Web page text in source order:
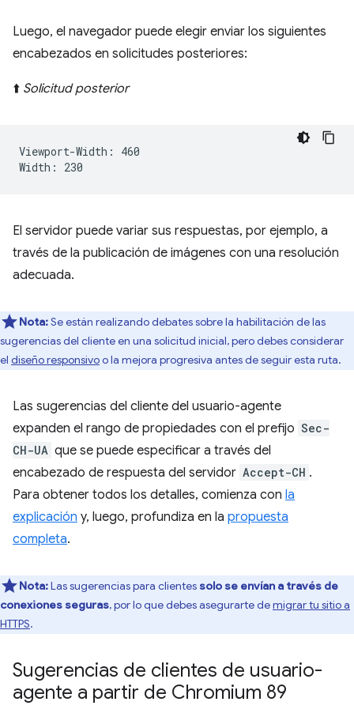
Luego, el navegador puede elegir enviar los siguientes
encabezados en solicitudes posteriores:
⬆️ Solicitud posterior
Viewport-Width: 460
El servidor puede variar sus respuestas, por ejemplo, a
través de la publicación de imágenes con una resolución
adecuada.
Nota:Se están realizando debates sobre la habilitación de las
sugerencias del cliente en una solicitud inicial, pero debes considerar
el diseño responsivoo la mejora progresiva antes de seguir esta ruta.
Las sugerencias del cliente del usuario-agente
expanden el rango de propiedades con el prefijo Sec-
CH-UA que se puede especificar a través del
encabezado de respuesta del servidor Accept-CH .
Para obtener todos los detalles, comienza con la
explicación y, luego, profundiza en la propuesta
completa.
Nota:Las sugerencias para clientes solo se envían a través de
conexiones seguras, por lo que debes asegurarte demigrar tu sitio a
HTTPS.
Sugerencias de clientes de usuario-
agente a partir de Chromium 89